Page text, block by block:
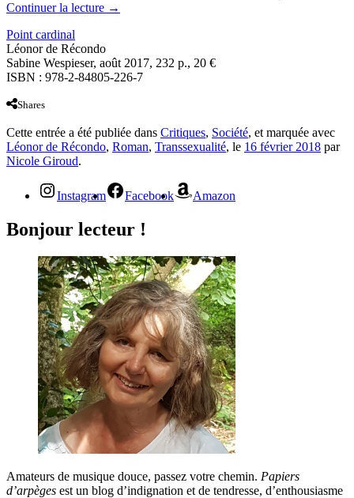
Continuer la lecture →
Point cardinal
Léonor de Récondo
Sabine Wespieser, août 2017, 232 p., 20 €
ISBN : 978-2-84805-226-7
Shares
Cette entrée a été publiée dans Critiques, Société, et marquée avec
Léonor de Récondo, Roman, Transsexualité, le 16 février 2018 par
Nicole Giroud.
Instagram Facebook Amazon
Bonjour lecteur !
Amateurs de musique douce, passez votre chemin. Papiers
d’arpèges est un blog d’indignation et de tendresse, d’enthousiasme